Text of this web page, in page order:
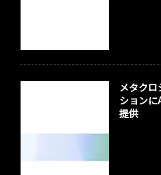
メタクロ
ションに
提供